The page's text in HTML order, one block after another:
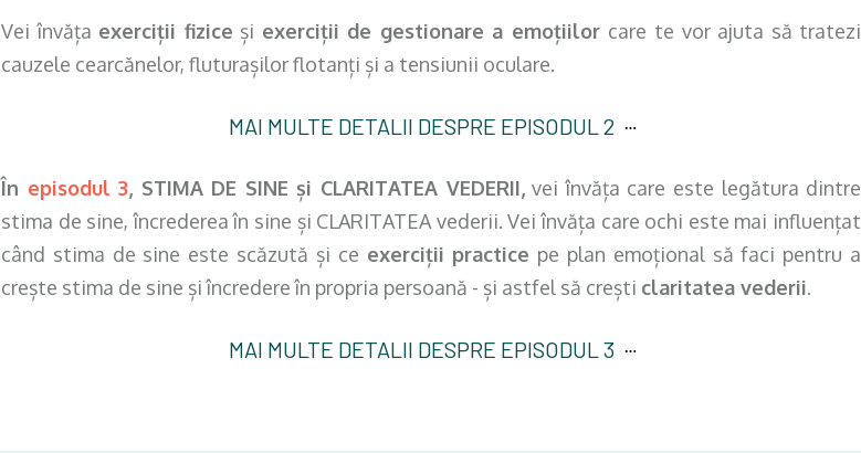
Vei învăța exerciții fizice și exerciții de gestionare a emoțiilor care te vor ajuta să tratezi
cauzele cearcănelor, fluturașilor flotanți și a tensiunii oculare.
MAI MULTE DETALII DESPRE EPISODUL 2
În episodul 3, STIMA DE SINE și CLARITATEA VEDERII,vei învăța care este legătura dintre
stima de sine, încrederea în sine și CLARITATEA vederii. Vei învăța care ochi este mai influențat
când stima de sine este scăzută și ce exerciții practice pe plan emoțional să faci pentru a
crește stima de sine și încredere în propria persoană - și astfel să crești claritatea vederii.
MAI MULTE DETALII DESPRE EPISODUL 3